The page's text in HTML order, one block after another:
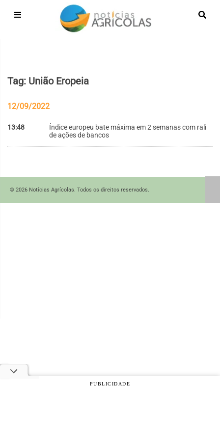
Tag: União Eropeia
12/09/2022
13:48
Índice europeu bate máxima em 2 semanas com rali
de ações de bancos
© 2026 Notícias Agrícolas. Todos os direitos reservados.
PUBLICIDADE